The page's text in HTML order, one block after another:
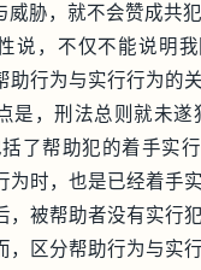
胁，就不会赞成共犯
说，不仅不能说明
助行为与实行行为的
是，刑法总则就未遂
了帮助犯的着手实
为时，也是已经着手
，被帮助者没有实行
，区分帮助行为与实